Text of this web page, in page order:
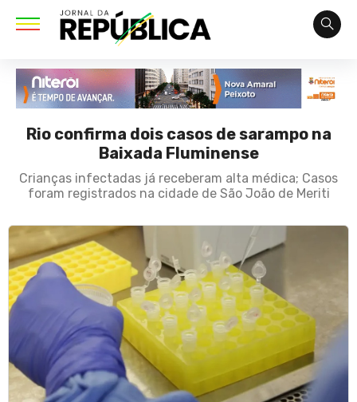
Rio confirma dois casos de sarampo na
Baixada Fluminense
Crianças infectadas já receberam alta médica; Casos
foram registrados na cidade de São João de Meriti